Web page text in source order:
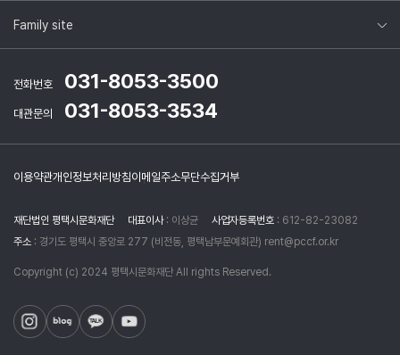
Family site
전화번호 031-8053-3500
대관문의 031-8053-3534
이용약관개인정보처리방침이메일주소무단수집거부
재단법인 평택시문화재단 대표이사 : 이상균 사업자등록번호 : 612-82-23082
주소 : 경기도 평택시 중앙로 277 (비전동, 평택남부문예회관) rent@pccf.or.kr
Copyright (c) 2024 평택시문화재단 All rights Reserved.